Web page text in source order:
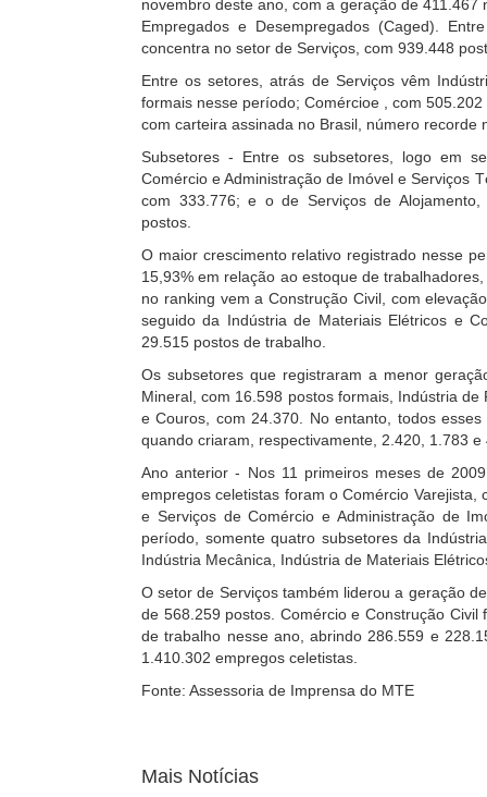
novembro deste ano, com a geração de
Empregados e Desempregados (Caged).
concentra no setor de Serviços, com 939.448
Entre os setores, atrás de Serviços vêm
formais nesse período; Comércioe , com
com carteira assinada no Brasil, número
Subsetores - Entre os subsetores, logo em
Comércio e Administração de Imóvel e Serviços
com 333.776; e o de Serviços de Alojamento,
postos.
O maior crescimento relativo registrado nesse
15,93% em relação ao estoque de
no ranking vem a Construção Civil, com
seguido da Indústria de Materiais Elétricos e
29.515 postos de trabalho.
Os subsetores que registraram a menor
Mineral, com 16.598 postos formais, Indústria
e Couros, com 24.370. No entanto, todos
quando criaram, respectivamente, 2.420, 1.783 e
Ano anterior - Nos 11 primeiros meses de
empregos celetistas foram o Comércio
e Serviços de Comércio e Administração de
período, somente quatro subsetores da
Indústria Mecânica, Indústria de Materiais
O setor de Serviços também liderou a geração
de 568.259 postos. Comércio e Construção
de trabalho nesse ano, abrindo 286.559 e
1.410.302 empregos celetistas.
Fonte: Assessoria de Imprensa do MTE
Mais Notícias